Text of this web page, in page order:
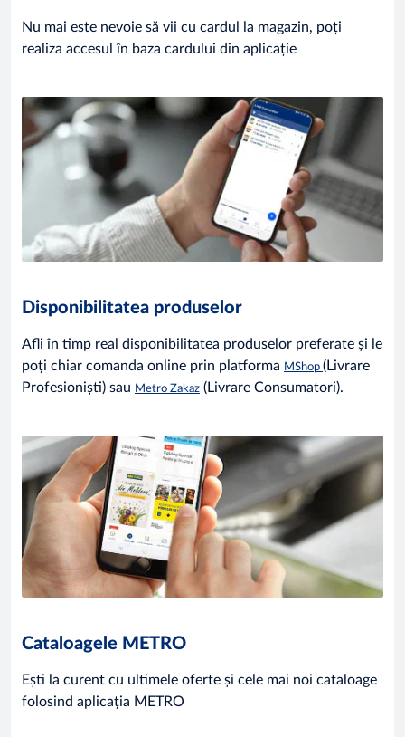
Nu mai este nevoie să vii cu cardul la magazin, poți
realiza accesul în baza cardului din aplicație
Disponibilitatea produselor
Afli în timp real disponibilitatea produselor preferate și le
poți chiar comanda online prin platforma MShop (Livrare
Profesioniști) sau Metro Zakaz (Livrare Consumatori).
Cataloagele METRO
Ești la curent cu ultimele oferte și cele mai noi cataloage
folosind aplicația METRO